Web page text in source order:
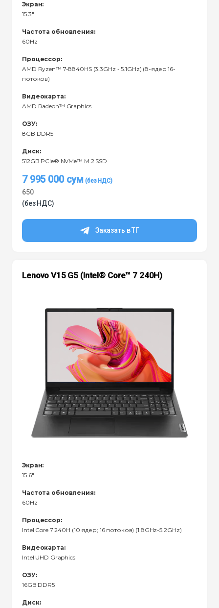
Экран:
15.3"
Частота обновления:
60Hz
Процессор:
AMD Ryzen™ 7-8840HS (3.3GHz - 5.1GHz) (8-ядер 16-
потоков)
Видеокарта:
AMD Radeon™ Graphics
ОЗУ:
8GB DDR5
Диск:
512GB PCIe® NVMe™ M.2 SSD
7 995 000 сум
650
(без НДС)
Заказать в ТГ
Lenovo V15 G5 (Intel® Core™ 7 240H)
Экран:
15.6"
Частота обновления:
60Hz
Процессор:
Intel Core 7 240H (10 ядер; 16 потоков) (1.8GHz-5.2GHz)
Видеокарта:
Intel UHD Graphics
ОЗУ:
16GB DDR5
Диск: